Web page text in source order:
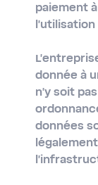
paiement
l'utilisation
donnée à
n'y soit
données